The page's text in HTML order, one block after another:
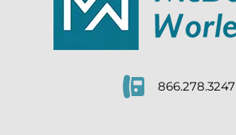
866.278.3247